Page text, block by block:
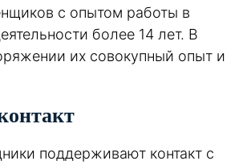
с опытом работы в
более 14 лет. В
их совокупный опыт и
поддерживают контакт с